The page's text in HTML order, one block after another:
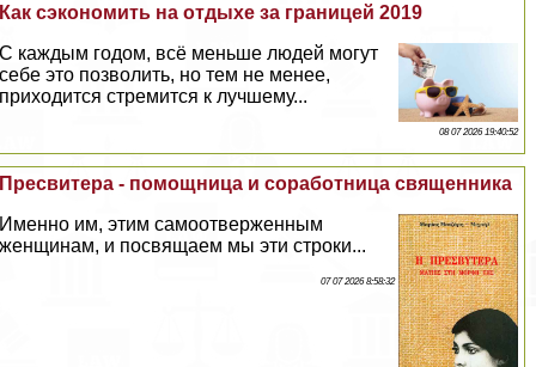
Как сэкономить на отдыхе за границей 2019
C каждым годом, всё меньше людей могут
себе это позволить, но тем не менее,
приходится стремится к лучшему...
08 07 2026 19:40:52
Пресвитера - помощница и соработница священника
Именно им, этим самоотверженным
женщинам, и посвящаем мы эти строки...
07 07 2026 8:58:32